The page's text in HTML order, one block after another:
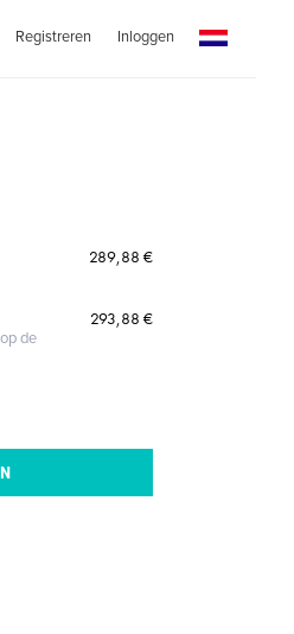
Registreren Inloggen
289,88 €
de
293,88 €